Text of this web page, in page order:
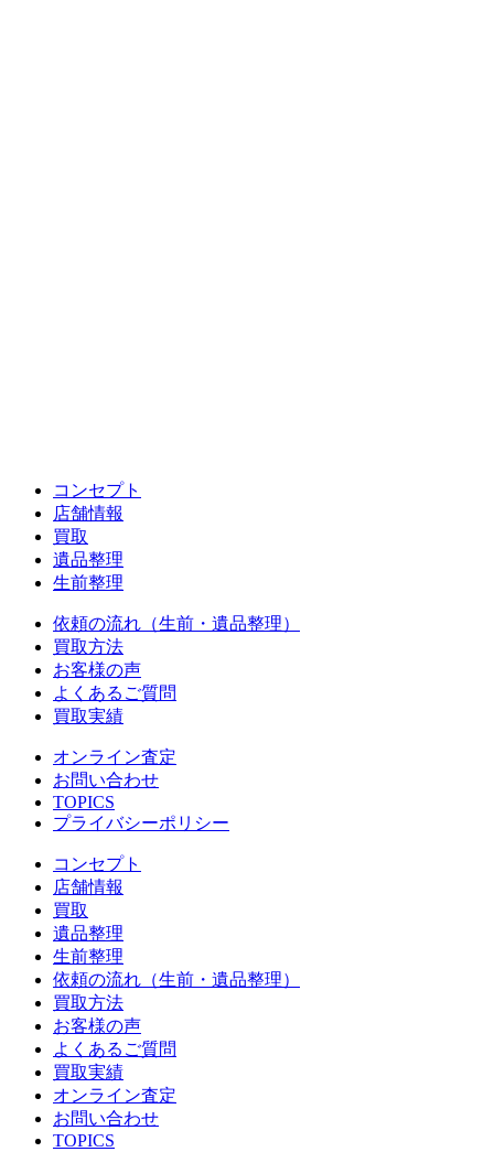
コンセプト
店舗情報
買取
遺品整理
生前整理
依頼の流れ（生前・遺品整理）
買取方法
お客様の声
よくあるご質問
買取実績
オンライン査定
お問い合わせ
TOPICS
プライバシーポリシー
コンセプト
店舗情報
買取
遺品整理
生前整理
依頼の流れ（生前・遺品整理）
買取方法
お客様の声
よくあるご質問
買取実績
オンライン査定
お問い合わせ
TOPICS